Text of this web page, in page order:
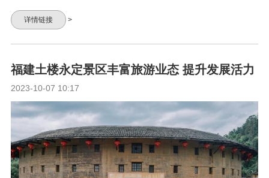
详情链接 >
福建土楼永定景区丰富旅游业态 提升发展活力
2023-10-07 10:17